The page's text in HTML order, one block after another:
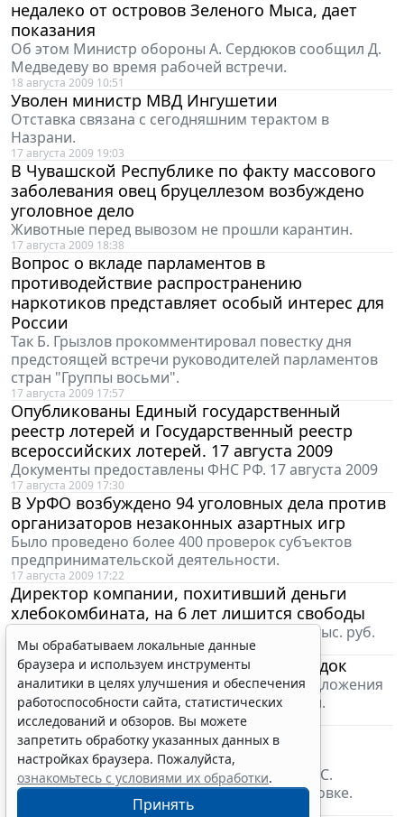
недалеко от островов Зеленого Мыса, дает
показания
Об этом Министр обороны А. Сердюков сообщил Д.
Медведеву во время рабочей встречи.
18 августа 2009 10:51
Уволен министр МВД Ингушетии
Отставка связана с сегодняшним терактом в
Назрани.
17 августа 2009 19:03
В Чувашской Республике по факту массового
заболевания овец бруцеллезом возбуждено
уголовное дело
Животные перед вывозом не прошли карантин.
17 августа 2009 18:38
Вопрос о вкладе парламентов в
противодействие распространению
наркотиков представляет особый интерес для
России
Так Б. Грызлов прокомментировал повестку дня
предстоящей встречи руководителей парламентов
стран "Группы восьми".
17 августа 2009 17:57
Опубликованы Единый государственный
реестр лотерей и Государственный реестр
всероссийских лотерей. 17 августа 2009
Документы предоставлены ФНС РФ. 17 августа 2009
17 августа 2009 17:30
В УрФО возбуждено 94 уголовных дела против
организаторов незаконных азартных игр
Было проведено более 400 проверок субъектов
предпринимательской деятельности.
17 августа 2009 17:22
Директор компании, похитивший деньги
хлебокомбината, на 6 лет лишится свободы
Кроме того, суд назначил ему штраф - 100 тыс. руб.
17 августа 2009 17:20
В МВД Ингушетии будет наведен порядок
Р. Нургалиев представит Д. Медведеву предложения
по кадровому укреплению МВД республики.
17 августа 2009 16:28
Президент взял под личный контроль
ситуацию на Саяно-Шушенской ГЭС
Глава МЧС С. Шойгу и Министр энергетики С.
Шматко доложили Д. Медведеву об обстановке.
Мы обрабатываем локальные данные
браузера и используем инструменты
аналитики в целях улучшения и обеспечения
работоспособности сайта, статистических
исследований и обзоров. Вы можете
запретить обработку указанных данных в
настройках браузера. Пожалуйста,
ознакомьтесь с условиями их обработки
Принять